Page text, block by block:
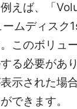
えば、「
ムディスク
このボリュ
る必要があ
示された場
できます。